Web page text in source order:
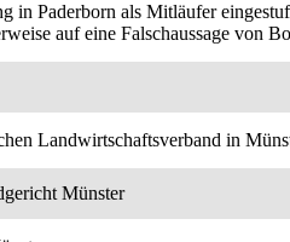
in Paderborn als Mitläufer
auf eine Falschaussage von
Landwirtschaftsverband in
Münster